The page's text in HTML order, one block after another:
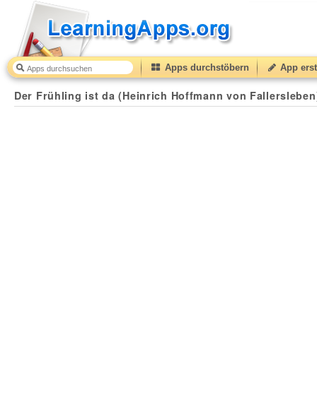
Apps durchstöbern App
Der Frühling ist da (Heinrich Hoffmann von
Der Frühling ist da (Heinrich Hoffmann von Fallersleben) ordnen